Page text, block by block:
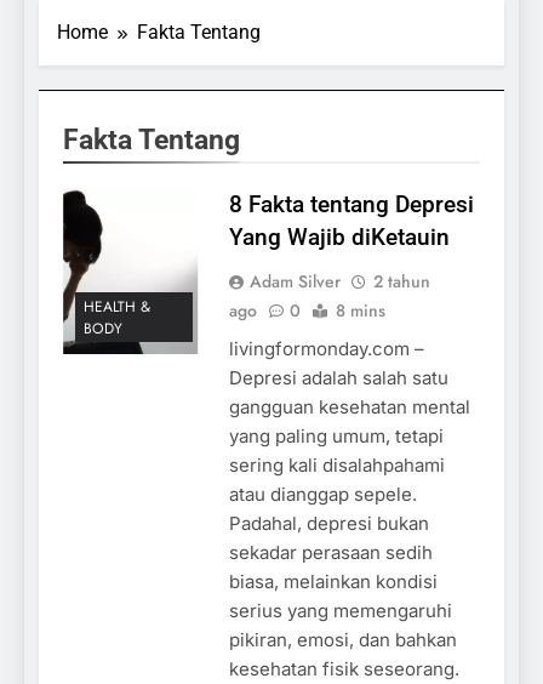
Home Fakta Tentang
Fakta Tentang
HEALTH &
BODY
8 Fakta tentang Depresi
Yang Wajib diKetauin
Adam Silver
2 tahun
ago
0 8 mins
livingformonday.com –
Depresi adalah salah satu
gangguan kesehatan mental
yang paling umum, tetapi
sering kali disalahpahami
atau dianggap sepele.
Padahal, depresi bukan
sekadar perasaan sedih
biasa, melainkan kondisi
serius yang memengaruhi
pikiran, emosi, dan bahkan
kesehatan fisik seseorang.